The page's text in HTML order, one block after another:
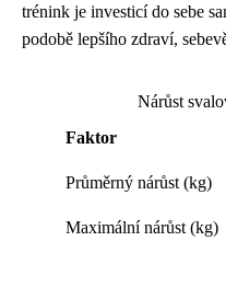
trénink je investicí do sebe
podobě lepšího zdraví,
Nárůst
Faktor
Průměrný nárůst (kg)
Maximální nárůst (kg)